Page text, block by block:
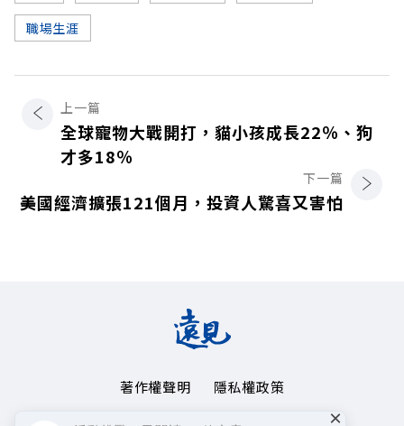
職場生涯
上一篇
全球寵物大戰開打，貓小孩成長22％、狗
才多18％
下一篇
美國經濟擴張121個月，投資人驚喜又害怕
著作權聲明
隱私權政策
Copyright© 1999~2026
×